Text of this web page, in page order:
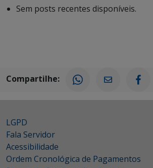
Sem posts recentes disponíveis.
Compartilhe:
LGPD
Fala Servidor
Acessibilidade
Ordem Cronológica de Pagamentos